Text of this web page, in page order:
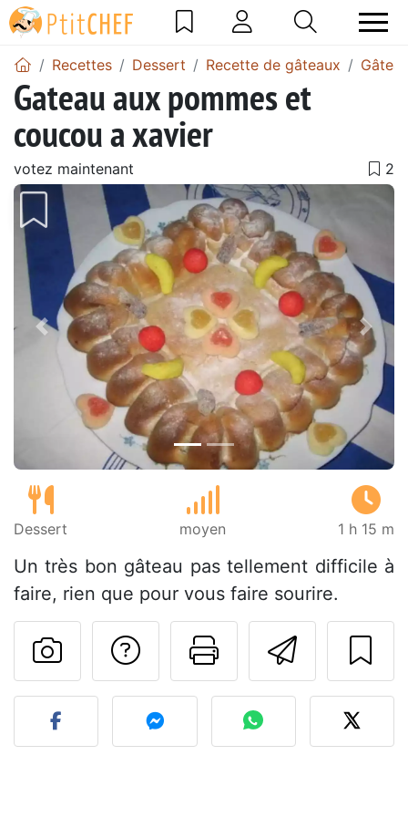
Recettes Dessert Recette de gâteaux
Gateau aux pommes et
coucou a xavier
votez maintenant
Précédent
Dessert moyen 1 h 15 m
Un très bon gâteau pas tellement difficile à
faire, rien que pour vous faire sourire.
Imprimer
Poser une
Publier votre photo de